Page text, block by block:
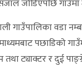
जोडिएपछि गाउँमा
गाउँपालिका वडा
पछाडिको
तथा ट्याक्टर र दुई